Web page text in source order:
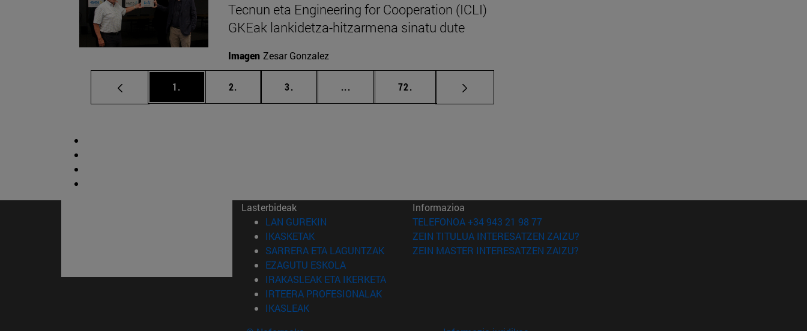
Tecnun eta Engineering for Cooperation (ICLI)
GKEak lankidetza-hitzarmena sinatu dute
Imagen Zesar Gonzalez
1. 2. 3. ... Tarteko orrialdeak Erabili TAB tekla nabigatzeko.
72.
Lasterbideak
LAN GUREKIN (Beste leiho batean irekiko da)
IKASKETAK(Beste leiho batean irekiko da)
SARRERA ETA LAGUNTZAK(Beste leiho batean irekiko da)
EZAGUTU ESKOLA(Beste leiho batean irekiko da)
IRAKASLEAK ETA IKERKETA(Beste leiho batean irekiko da)
IRTEERA PROFESIONALAK(Beste leiho batean irekiko da)
IKASLEAK(Beste leiho batean irekiko da)
Informazioa
TELEFONOA +34 943 21 98 77
ZEIN TITULUA INTERESATZEN ZAIZU?
ZEIN MASTER INTERESATZEN ZAIZU?